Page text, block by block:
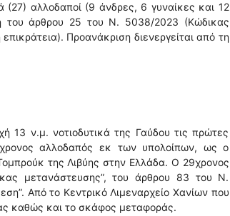
(27) αλλοδαποί (9 άνδρες, 6 γυναίκες και 12
του άρθρου 25 του Ν. 5038/2023 (Κώδικας
Προανάκριση διενεργείται από τη
13 ν.μ. νοτιοδυτικά της Γαύδου τις πρώτες
αλλοδαπός εκ των υπολοίπων, ως ο
της Λιβύης στην Ελλάδα. Ο 29χρονος
μετανάστευσης”, του άρθρου 83 του Ν.
Από το Κεντρικό Λιμεναρχείο Χανίων που
καθώς και το σκάφος μεταφοράς.